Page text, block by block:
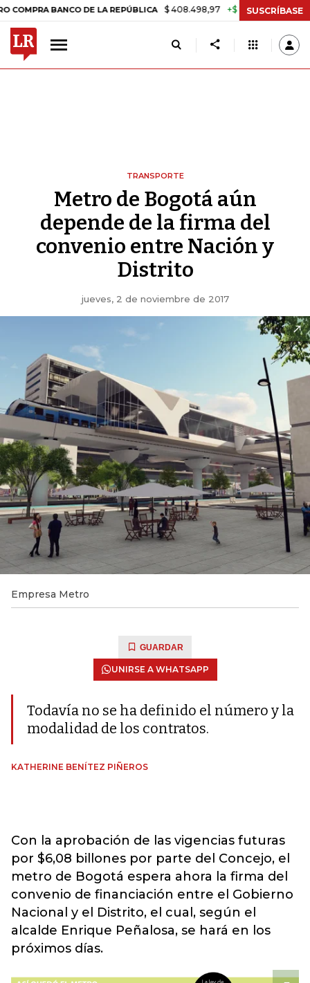
DE LA REPÚBLICA $ 408.498,97 +$ 8.753,81 +2,19% TASA
SUSCRÍBASE
TRANSPORTE
Metro de Bogotá aún
depende de la firma del
convenio entre Nación y
Distrito
jueves, 2 de noviembre de 2017
Empresa Metro
GUARDAR
UNIRSE A WHATSAPP
Todavía no se ha definido el número y la
modalidad de los contratos.
KATHERINE BENÍTEZ PIÑEROS
Con la aprobación de las vigencias futuras
por $6,08 billones por parte del Concejo, el
metro de Bogotá espera ahora la firma del
convenio de financiación entre el Gobierno
Nacional y el Distrito, el cual, según el
alcalde Enrique Peñalosa, se hará en los
próximos días.